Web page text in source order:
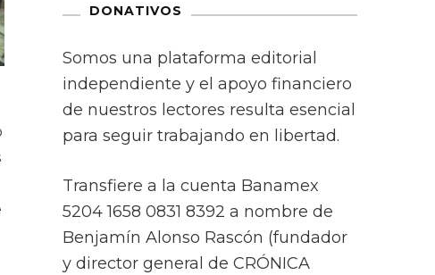
DONATIVOS
Somos una plataforma editorial
independiente y el apoyo financiero
de nuestros lectores resulta esencial
para seguir trabajando en libertad.
Transfiere a la cuenta Banamex
5204 1658 0831 8392 a nombre de
Benjamín Alonso Rascón (fundador
y director general de CRÓNICA